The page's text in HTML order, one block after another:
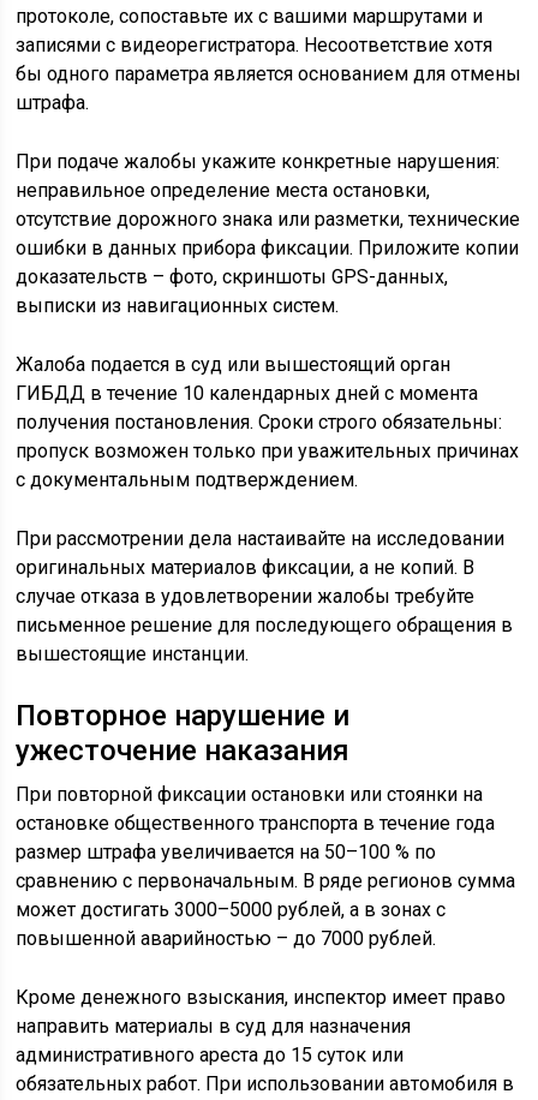
протоколе, сопоставьте их с вашими маршрутами и
записями с видеорегистратора. Несоответствие хотя
бы одного параметра является основанием для отмены
штрафа.
При подаче жалобы укажите конкретные нарушения:
неправильное определение места остановки,
отсутствие дорожного знака или разметки, технические
ошибки в данных прибора фиксации. Приложите копии
доказательств – фото, скриншоты GPS-данных,
выписки из навигационных систем.
Жалоба подается в суд или вышестоящий орган
ГИБДД в течение 10 календарных дней с момента
получения постановления. Сроки строго обязательны:
пропуск возможен только при уважительных причинах
с документальным подтверждением.
При рассмотрении дела настаивайте на исследовании
оригинальных материалов фиксации, а не копий. В
случае отказа в удовлетворении жалобы требуйте
письменное решение для последующего обращения в
вышестоящие инстанции.
Повторное нарушение и
ужесточение наказания
При повторной фиксации остановки или стоянки на
остановке общественного транспорта в течение года
размер штрафа увеличивается на 50–100 % по
сравнению с первоначальным. В ряде регионов сумма
может достигать 3000–5000 рублей, а в зонах с
повышенной аварийностью – до 7000 рублей.
Кроме денежного взыскания, инспектор имеет право
направить материалы в суд для назначения
административного ареста до 15 суток или
обязательных работ. При использовании автомобиля в